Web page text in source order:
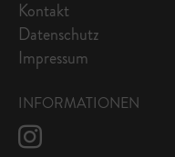
Kontakt
Datenschutz
Impressum
INFORMATIONEN